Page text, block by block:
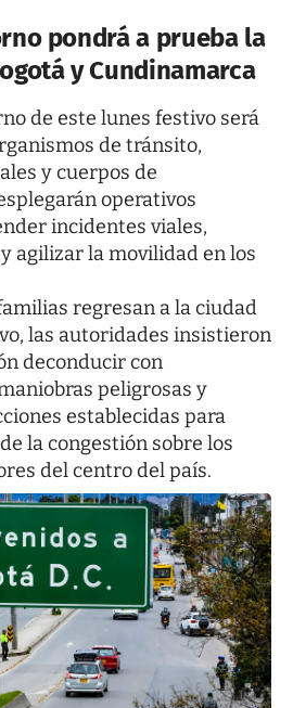
pondrá a prueba la
y Cundinamarca
de este lunes festivo será
de tránsito,
y cuerpos de
operativos
incidentes viales,
agilizar la movilidad en los
regresan a la ciudad
las autoridades insistieron
deconducir con
peligrosas y
establecidas para
la congestión sobre los
del centro del país.